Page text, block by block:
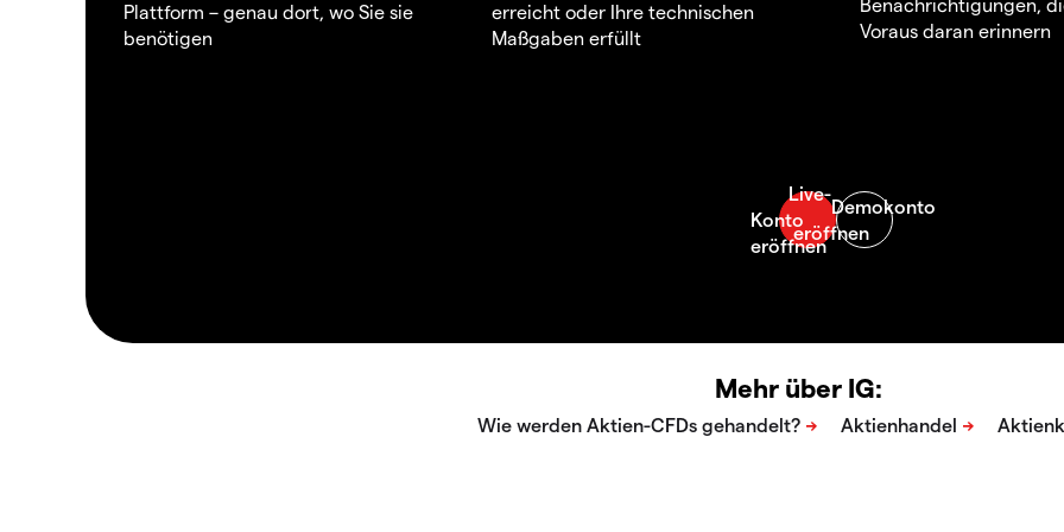
Plattform – genau dort, wo Sie sie
benötigen
erreicht oder Ihre technischen
Maßgaben erfüllt
Voraus daran erinnern
Mehr über IG: